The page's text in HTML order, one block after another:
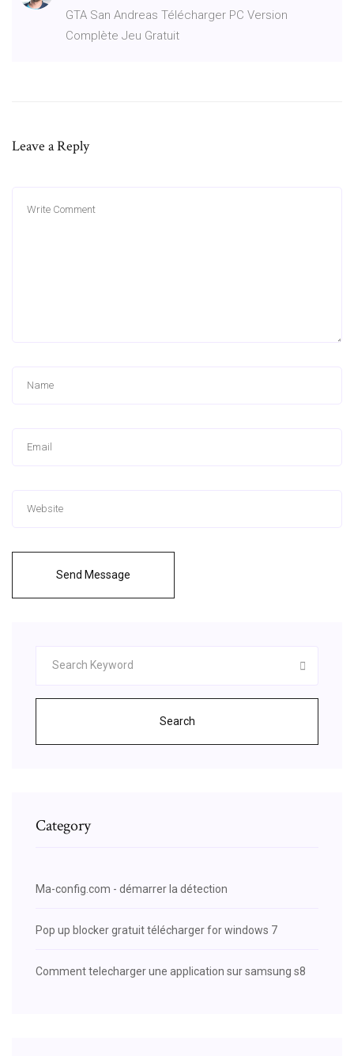
GTA San Andreas Télécharger PC Version
Complète Jeu Gratuit
Leave a Reply
Send Message
Search
Category
Ma-config.com - démarrer la détection
Pop up blocker gratuit télécharger for windows 7
Comment telecharger une application sur samsung s8